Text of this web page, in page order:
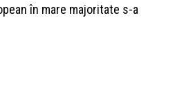
în mare majoritate s-a